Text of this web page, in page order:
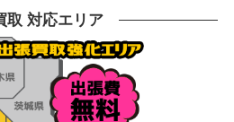
取 対応エリア